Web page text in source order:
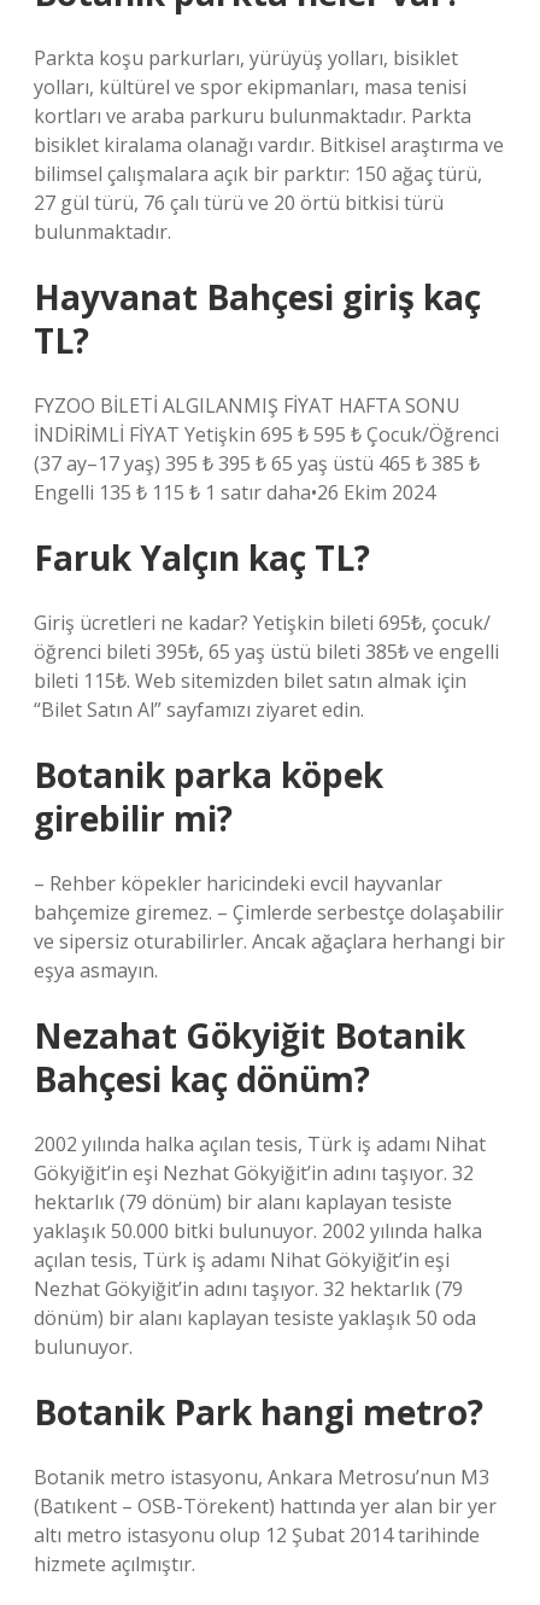
Parkta koşu parkurları, yürüyüş yolları, bisiklet
yolları, kültürel ve spor ekipmanları, masa tenisi
kortları ve araba parkuru bulunmaktadır. Parkta
bisiklet kiralama olanağı vardır. Bitkisel araştırma ve
bilimsel çalışmalara açık bir parktır: 150 ağaç türü,
27 gül türü, 76 çalı türü ve 20 örtü bitkisi türü
bulunmaktadır.
Hayvanat Bahçesi giriş kaç
TL?
FYZOO BİLETİ ALGILANMIŞ FİYAT HAFTA SONU
İNDİRİMLİ FİYAT Yetişkin 695 ₺ 595 ₺ Çocuk/Öğrenci
(37 ay–17 yaş) 395 ₺ 395 ₺ 65 yaş üstü 465 ₺ 385 ₺
Engelli 135 ₺ 115 ₺ 1 satır daha•26 Ekim 2024
Faruk Yalçın kaç TL?
Giriş ücretleri ne kadar? Yetişkin bileti 695₺, çocuk/
öğrenci bileti 395₺, 65 yaş üstü bileti 385₺ ve engelli
bileti 115₺. Web sitemizden bilet satın almak için
“Bilet Satın Al” sayfamızı ziyaret edin.
Botanik parka köpek
girebilir mi?
– Rehber köpekler haricindeki evcil hayvanlar
bahçemize giremez. – Çimlerde serbestçe dolaşabilir
ve sipersiz oturabilirler. Ancak ağaçlara herhangi bir
eşya asmayın.
Nezahat Gökyiğit Botanik
Bahçesi kaç dönüm?
2002 yılında halka açılan tesis, Türk iş adamı Nihat
Gökyiğit’in eşi Nezhat Gökyiğit’in adını taşıyor. 32
hektarlık (79 dönüm) bir alanı kaplayan tesiste
yaklaşık 50.000 bitki bulunuyor. 2002 yılında halka
açılan tesis, Türk iş adamı Nihat Gökyiğit’in eşi
Nezhat Gökyiğit’in adını taşıyor. 32 hektarlık (79
dönüm) bir alanı kaplayan tesiste yaklaşık 50 oda
bulunuyor.
Botanik Park hangi metro?
Botanik metro istasyonu, Ankara Metrosu’nun M3
(Batıkent – ​​​​​​​​OSB-Törekent) hattında yer alan bir yer
altı metro istasyonu olup 12 Şubat 2014 tarihinde
hizmete açılmıştır.